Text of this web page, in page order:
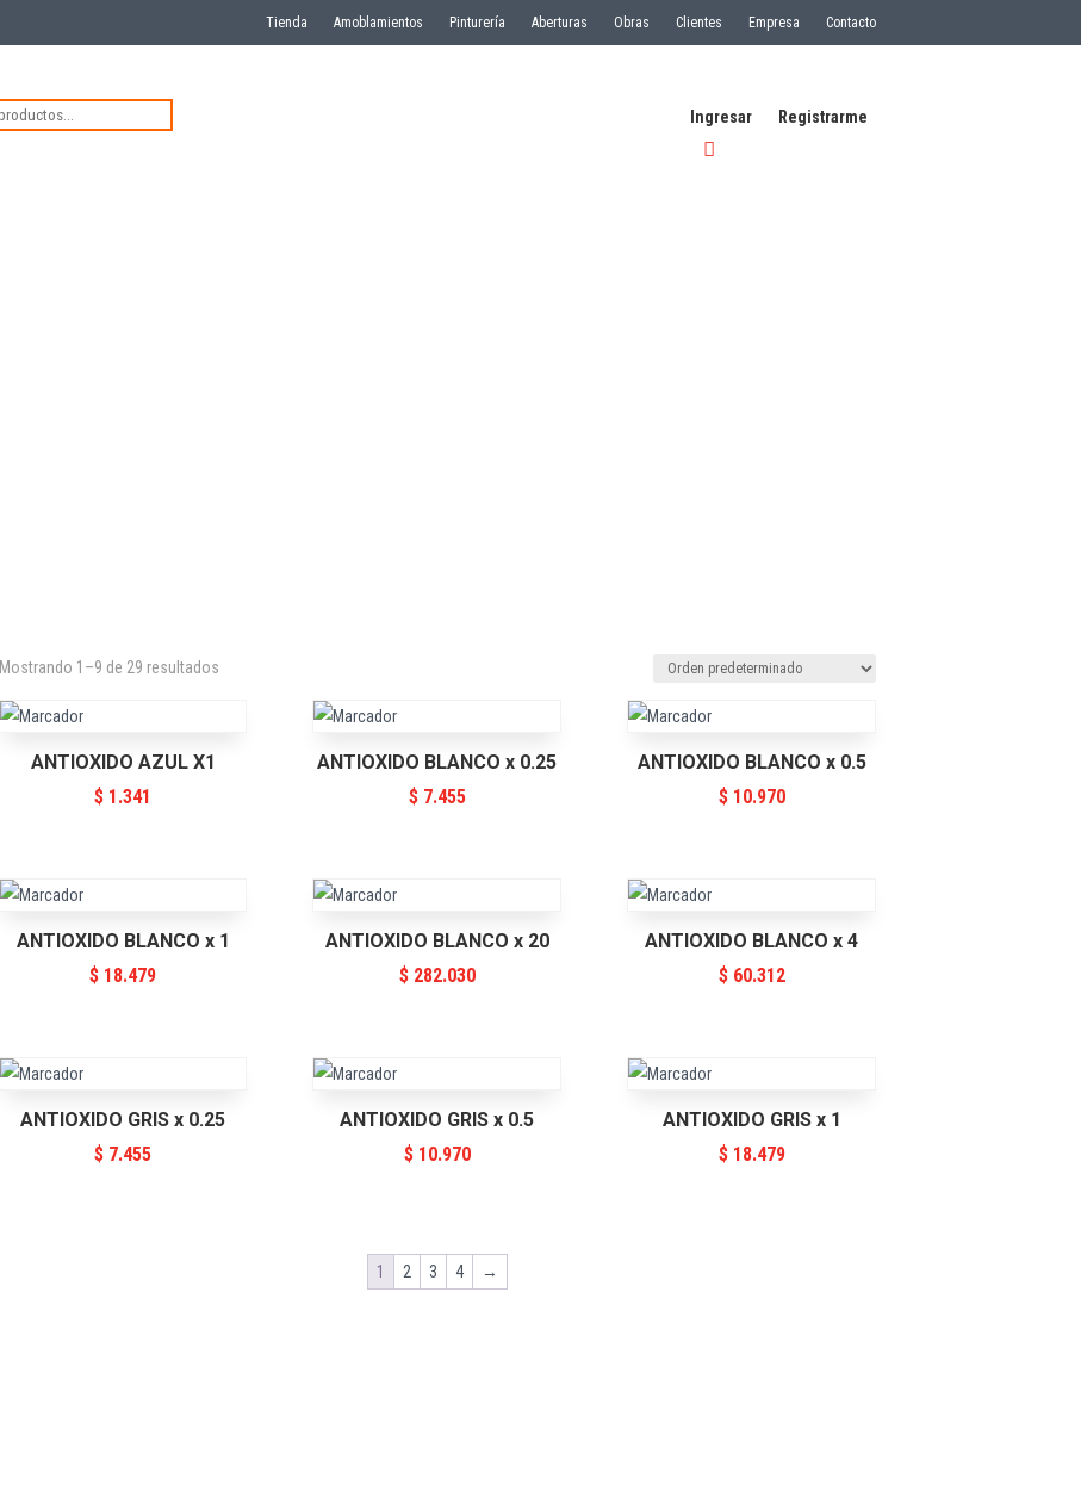
Tienda Amoblamientos Pinturería Aberturas Obras Clientes Empresa Contacto
Ingresar Registrarme
Mostrando 1–9 de 29 resultados
ANTIOXIDO AZUL X1
$ 1.341
ANTIOXIDO BLANCO x 0.25
$7.455
ANTIOXIDO BLANCO x 0.5
$10.970
ANTIOXIDO BLANCO x 1
$ 18.479
ANTIOXIDO BLANCO x 20
$282.030
ANTIOXIDO BLANCO x 4
$60.312
ANTIOXIDO GRIS x 0.25
$ 7.455
ANTIOXIDO GRIS x 0.5
$10.970
ANTIOXIDO GRIS x 1
$18.479
1 2 3 4 →